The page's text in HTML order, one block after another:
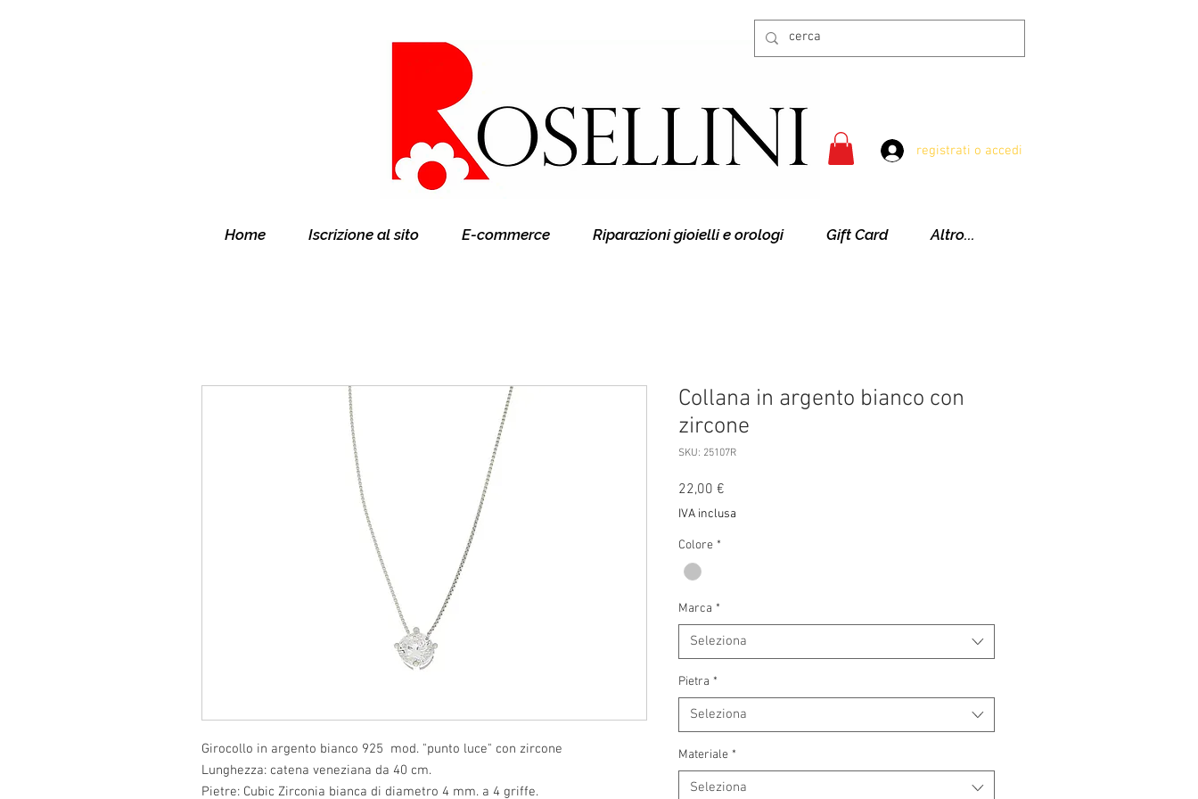
Gioielleria Rosellini
Rosellini online
registrati o accedi
Home Iscrizione al sito E-commerce Riparazioni gioielli e orologi Gift Card Altro...
Girocollo in argento bianco 925 mod. "punto luce" con zircone
Lunghezza: catena veneziana da 40 cm.
Pietre: Cubic Zirconia bianca di diametro 4 mm. a 4 griffe.
Collana in argento bianco con
zircone
SKU: 25107R
22,00 €
IVA inclusa
Colore *
Marca *
Seleziona
Pietra *
Seleziona
Materiale *
Seleziona